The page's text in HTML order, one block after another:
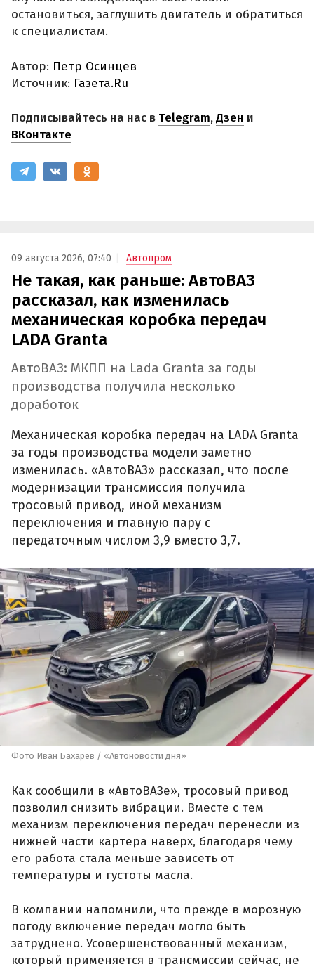
остановиться, заглушить двигатель и обратиться
к специалистам.
Автор: Петр Осинцев
Источник: Газета.Ru
Подписывайтесь на нас в Telegram,Дзен и
ВКонтакте
09 августа 2026, 07:40 Автопром
Не такая, как раньше: АвтоВАЗ
рассказал, как изменилась
механическая коробка передач
LADA Granta
АвтоВАЗ: МКПП на Lada Granta за годы
производства получила несколько
доработок
Механическая коробка передач на LADA Granta
за годы производства модели заметно
изменилась. «АвтоВАЗ» рассказал, что после
модернизации трансмиссия получила
тросовый привод, иной механизм
переключения и главную пару с
передаточным числом 3,9 вместо 3,7.
Фото Иван Бахарев / «Автоновости дня»
Как сообщили в «АвтоВАЗе», тросовый привод
позволил снизить вибрации. Вместе с тем
механизм переключения передач перенесли из
нижней части картера наверх, благодаря чему
его работа стала меньше зависеть от
температуры и густоты масла.
В компании напомнили, что прежде в морозную
погоду включение передач могло быть
затруднено. Усовершенствованный механизм,
который применяется в трансмиссии сейчас, не